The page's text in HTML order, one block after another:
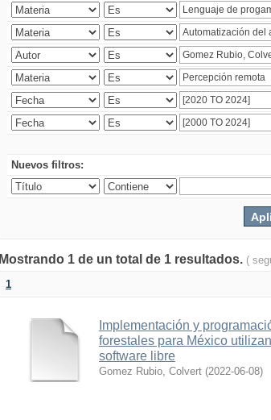
Nuevos filtros:
Mostrando 1 de un total de 1 resultados. (
1
Implementación y
forestales para México
software libre
Gomez Rubio, Colvert (2022-06-08)